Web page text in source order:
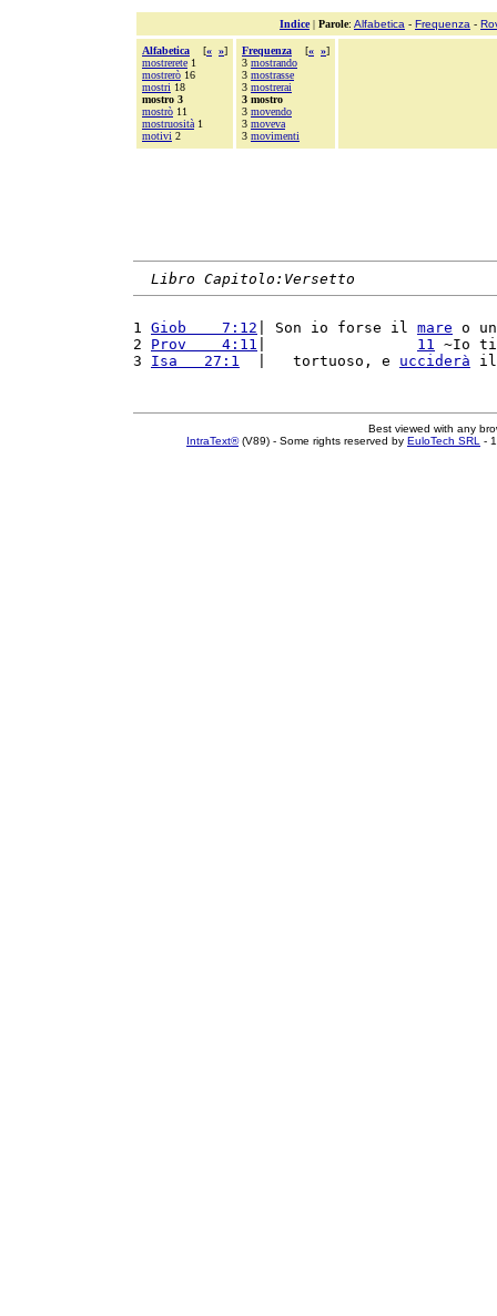
Indice| Parole: Alfabetica - Frequenza -
Alfabetica [« »]
mostrerete 1
mostrerò 16
mostri 18
mostro 3
mostrò 11
mostruosità 1
motivi 2
Frequenza [« »]
3 mostrando
3 mostrasse
3 mostrerai
3 mostro
3 movendo
3 moveva
3 movimenti
Libro Capitolo:Versetto
1 Giob    7:12 | Son io forse il mare o
2 Prov    4:11 11 ~Io
3 Isa   27:1
  |   tortuoso, e
ucciderà
Best viewed with any
IntraText®(V89) - Some rights reserved by EuloTech SRL -